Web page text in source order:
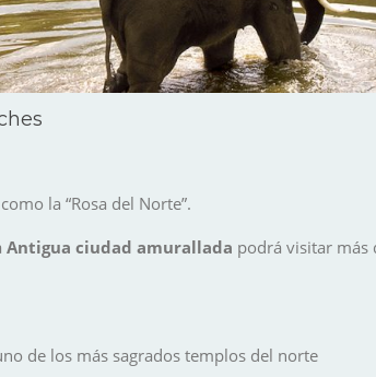
la “Rosa del Norte”.
Antigua ciudad amurallada podrá visitar más
de los más sagrados templos del norte